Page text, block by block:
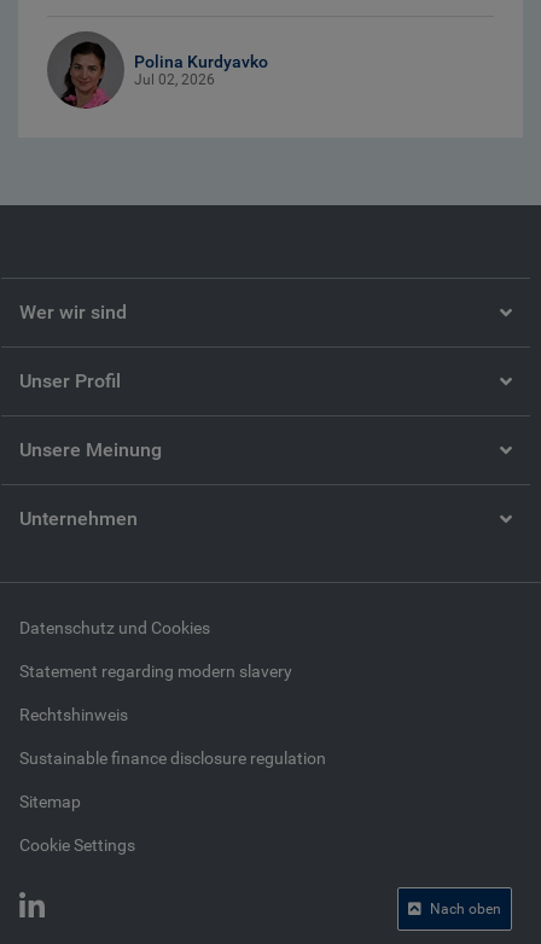
Polina Kurdyavko
Jul 02, 2026
Wer wir sind
Unser Profil
Unsere Meinung
Unternehmen
Datenschutz und Cookies
Statement regarding modern slavery
Rechtshinweis
Sustainable finance disclosure regulation
Sitemap
Cookie Settings
Nach oben